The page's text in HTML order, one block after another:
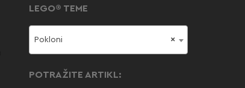
LEGO® TEME
×
Pokloni
POTRAŽITE ARTIKL: